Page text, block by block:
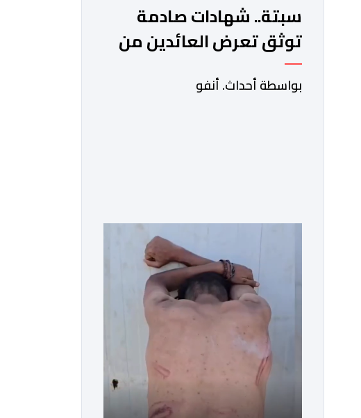
سبتة.. شهادات صادمة
توثق تعرض العائدين من
الثغر المحتل لاعتداءات
جسيمة من قبل الحرس
بواسطة أحداث. أنفو